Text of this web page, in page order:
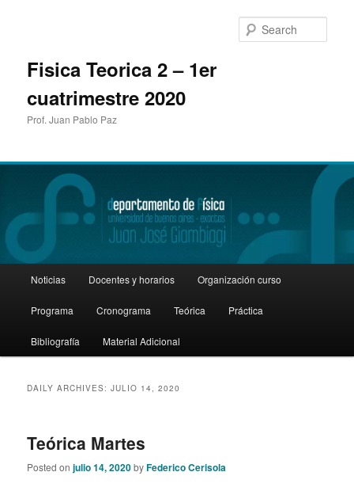
Fisica Teorica 2 – 1er
cuatrimestre 2020
Prof. Juan Pablo Paz
Skip
to
primary
content
Skip
to
secondary
content
Noticias Docentes y horarios Organización curso
Programa Cronograma Teórica Práctica
Bibliografía Material Adicional
DAILY ARCHIVES:JULIO 14, 2020
Teórica Martes
Posted onjulio 14, 2020byFederico Cerisola